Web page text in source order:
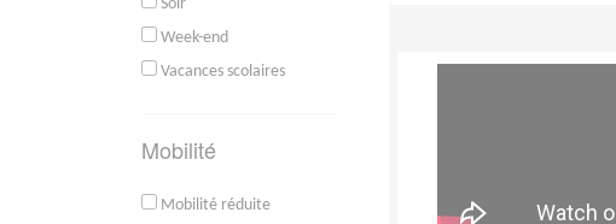
Soir
Week-end
Vacances scolaires
Mobilité
Mobilité réduite